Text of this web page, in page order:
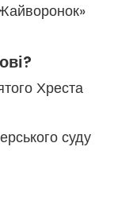
Хреста
суду